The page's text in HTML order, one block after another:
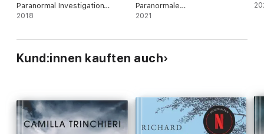
Paranormal Investigation
Bureau Cosy Mystery Book 1
2018
Paranormale
Untersuchungsbehörde #1
2021
Kund:innen kauften auch